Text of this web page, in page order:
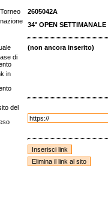
2605042A
34° OPEN
(non ancora inserito)
di
in
del